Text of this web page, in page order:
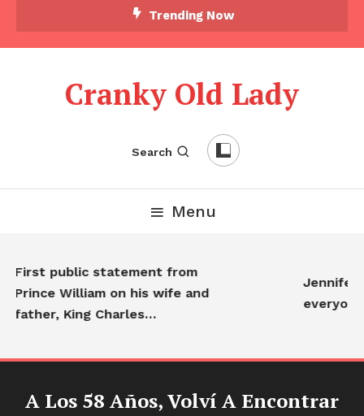
Trending Now
Cranky Old Lady
Search
Menu
First public statement from
Prince William on his wife and
father, King Charles…
Jennifer
everyone…
A Los 58 Años, Volví A Encontrar